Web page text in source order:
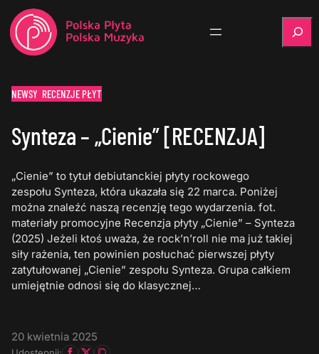
NEWSY RECENZJE PŁYT
Synteza – „Cienie” [RECENZJA]
„Cienie” to tytuł debiutanckiej płyty rockowego
zespołu Synteza, która ukazała się 22 marca. Poniżej
można znaleźć naszą recenzję tego wydarzenia. fot.
materiały promocyjne Recenzja płyty „Cienie” – Synteza
(2025) Jeżeli ktoś uważa, że rock’n’roll nie ma już takiej
siły rażenia, ten powinien posłuchać pierwszej płyty
zatytułowanej „Cienie” zespołu Synteza. Grupa całkiem
umiejętnie odnosi się do klasycznej…
20 kwietnia 2025